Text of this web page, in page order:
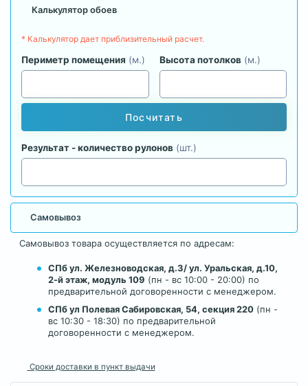
Калькулятор обоев
* Калькулятор дает приблизительный расчет.
Периметр помещения (м.) Высота потолков (м.)
Посчитать
Результат - количество рулонов (шт.)
Самовывоз
Самовывоз товара осуществляется по адресам:
СПб ул. Железноводская, д.3/ ул. Уральская, д.10,
2-й этаж, модуль 109 (пн - вс 10:00 - 20:00) по
предварительной договоренности с менеджером.
СПб ул Полевая Сабировская, 54, секция 220 (пн -
вс 10:30 - 18:30) по предварительной
договоренности с менеджером.
Сроки доставки в пункт выдачи